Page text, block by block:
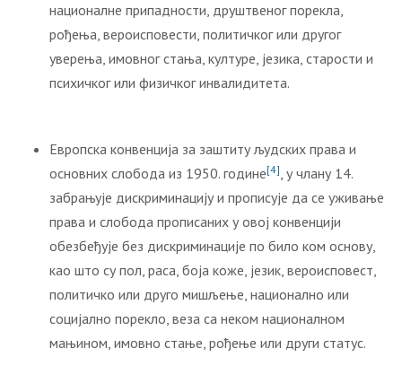
националне припадности, друштвеног порекла,
рођења, вероисповести, политичког или другог
уверења, имовног стања, културе, језика, старости и
психичког или физичког инвалидитета.
Европска конвенција за заштиту људских права и
основних слобода из 1950. године[4], у члану 14.
забрањује дискриминацију и прописује да се уживање
права и слобода прописаних у овој конвенцији
обезбеђује без дискриминације по било ком основу,
као што су пол, раса, боја коже, језик, вероисповест,
политичко или друго мишљење, национално или
социјално порекло, веза са неком националном
мањином, имовно стање, рођење или други статус.